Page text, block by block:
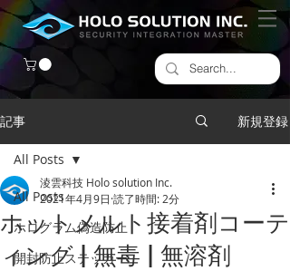
記事 新規登録
All Posts
ホログラム偽造防止
開封防止ステッカー
All Posts
ホットメルト接着剤コーテ
ィング | 無毒 | 無溶剤
淩雲科技 Holo solution Inc.
2021年4月9日 読了時間: 2分